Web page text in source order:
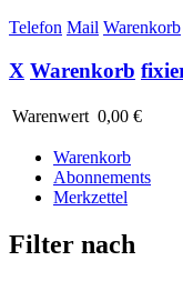
Telefon Mail Warenkorb
X Warenkorb
Warenwert 0,00 €
Warenkorb
Abonnements
Merkzettel
Filter nach